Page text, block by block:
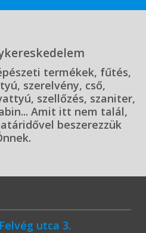
termékek, fűtés,
szerelvény, cső,
szellőzés, szaniter,
Amit itt nem talál,
beszerezzük
utca 3.